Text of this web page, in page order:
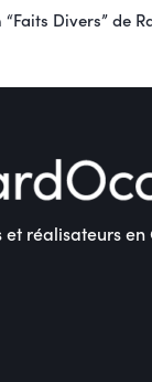
Divers” de
et réalisateurs